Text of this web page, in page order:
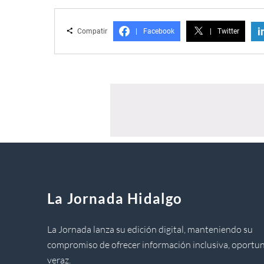
Compatir Facebook Twitter
La Jornada Hidalgo
La Jornada lanza su edición digital, manteniendo su
compromiso de ofrecer información inclusiva,
veraz.